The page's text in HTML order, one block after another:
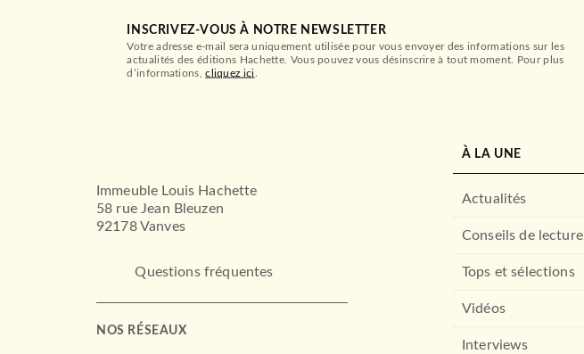
INSCRIVEZ-VOUS À NOTRE NEWSLETTER
Votre adresse e-mail sera uniquement utilisée pour vous envoyer des informations sur les
actualités des éditions Hachette. Vous pouvez vous désinscrire à tout moment. Pour plus
d’informations,cliquez ici
Immeuble Louis Hachette
58 rue Jean Bleuzen
92178 Vanves
Questions fréquentes
NOS RÉSEAUX
À LA UNE
Actualités
Conseils de lecture
Tops et sélections
Vidéos
Interviews